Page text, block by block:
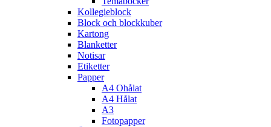
Kollegieblock
Block och blockkuber
Kartong
Blanketter
Notisar
Etiketter
Papper
A4 Ohålat
A4 Hålat
A3
Fotopapper